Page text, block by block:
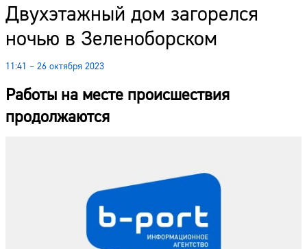
Двухэтажный дом загорелся
ночью в Зеленоборском
11:41 – 26 октября 2023
Работы на месте происшествия
продолжаются
Наши гости
Фоторепортажи
Погода
Курсы валют